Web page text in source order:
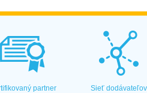
partner Sieť dodávateľov